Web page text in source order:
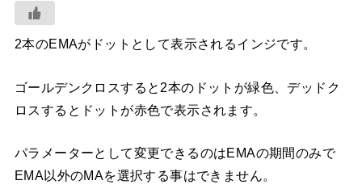
2本のEMAがドットとして表示されるインジです。
ゴールデンクロスすると2本のドットが緑色、デッドク
ロスするとドットが赤色で表示されます。
パラメーターとして変更できるのはEMAの期間のみで
EMA以外のMAを選択する事はできません。